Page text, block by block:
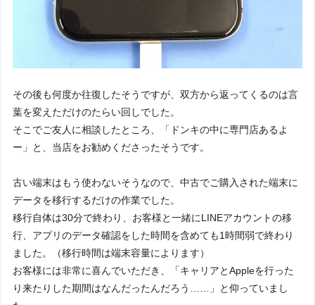
その後も何度か往復したそうですが、双方から返ってくるのは言
葉を変えただけのたらい回しでした。
そこでご友人に相談したところ、「ドンキの中に専門店あるよ
ー」と、当店をお勧めくださったそうです。
古い端末はもう使わないそうなので、中古でご購入された端末に
データを移行するだけの作業でした。
移行自体は30分で終わり、お客様と一緒にLINEアカウントの移
行、アプリのデータ確認をした時間を含めても1時間弱で終わり
ました。（移行時間は端末容量によります）
お客様には非常に喜んでいただき、「キャリアとAppleを行った
り来たりした期間はなんだったんだろう……」と仰っていまし